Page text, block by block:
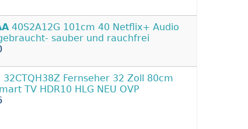
40S2A12G 101cm 40 Netflix+ Audio
sauber und rauchfrei
32CTQH38Z Fernseher 32 Zoll 80cm
TV HDR10 HLG NEU OVP